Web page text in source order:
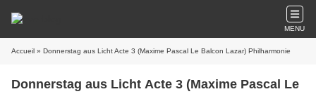
MENU
Accueil » Donnerstag aus Licht Acte 3 (Maxime Pascal Le Balcon Lazar) Philharmonie
Donnerstag aus Licht Acte 3 (Maxime Pascal Le